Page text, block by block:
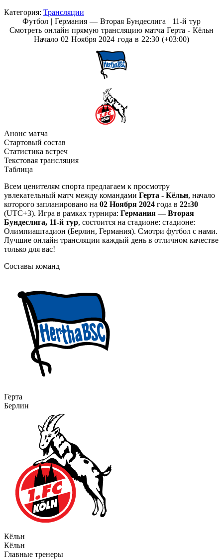
Категория: Трансляции
Футбол | Германия — Вторая Бундеслига | 11-й тур
Смотреть онлайн прямую трансляцию матча Герта - Кёльн
Начало 02 Ноября 2024 года в 22:30 (+03:00)
Анонс матча
Стартовый состав
Статистика встреч
Текстовая трансляция
Таблица
Всем ценителям спорта предлагаем к просмотру
увлекательный матч между командами Герта - Кёльн, начало
которого запланировано на 02 Ноября 2024 года в 22:30
(UTC+3). Игра в рамках турнира: Германия — Вторая
Бундеслига, 11-й тур, состоится на стадионе: стадионе:
Олимпиаштадион (Берлин, Германия). Смотри футбол с нами.
Лучшие онлайн трансляции каждый день в отличном качестве
только для вас!
Составы команд
Герта
Берлин
Кёльн
Кёльн
Главные тренеры